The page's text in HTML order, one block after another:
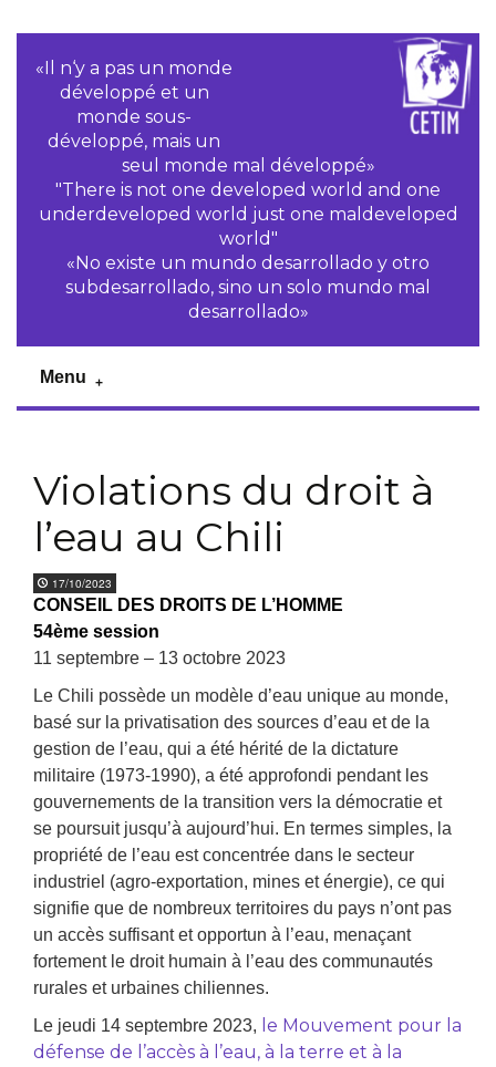
«Il n‘y a pas un monde
développé et un
monde sous-
développé, mais un
seul monde mal développé»
"There is not one developed world and one
underdeveloped world just one maldeveloped
world"
«No existe un mundo desarrollado y otro
subdesarrollado, sino un solo mundo mal
desarrollado»
Menu
Violations du droit à
l’eau au Chili
17/10/2023
CONSEIL DES DROITS DE L’HOMME
54ème session
11 septembre – 13 octobre 2023
Le Chili possède un modèle d’eau unique au monde,
basé sur la privatisation des sources d’eau et de la
gestion de l’eau, qui a été hérité de la dictature
militaire (1973-1990), a été approfondi pendant les
gouvernements de la transition vers la démocratie et
se poursuit jusqu’à aujourd’hui. En termes simples, la
propriété de l’eau est concentrée dans le secteur
industriel (agro-exportation, mines et énergie), ce qui
signifie que de nombreux territoires du pays n’ont pas
un accès suffisant et opportun à l’eau, menaçant
fortement le droit humain à l’eau des communautés
rurales et urbaines chiliennes.
Le jeudi 14 septembre 2023, le Mouvement pour la
défense de l’accès à l’eau, à la terre et à la